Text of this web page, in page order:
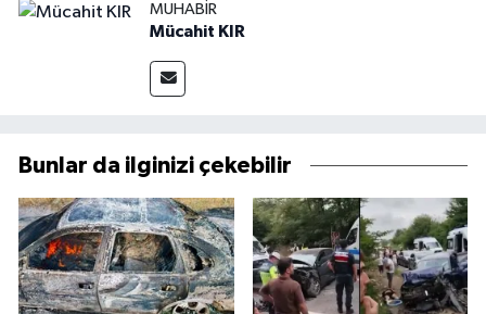
MUHABIR
Mücahit KIR
Bunlar da ilginizi çekebilir